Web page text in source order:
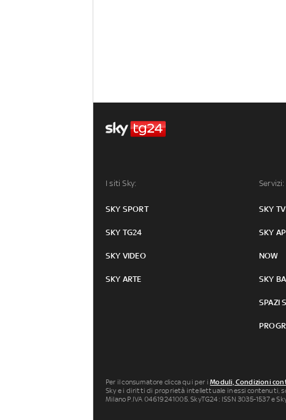
I siti Sky:
SKY SPORT
SKY TG24
SKY VIDEO
SKY ARTE
Servizi:
SKY TV
SKY
NOW
SKY
SPAZI
Per il consumatore clicca qui per iModuli, Condizioni
Sky e i diritti di proprietà intellettuale in essi contenuti,
Milano P.IVA 04619241005. SkyTG24: ISSN 3035-1537 e